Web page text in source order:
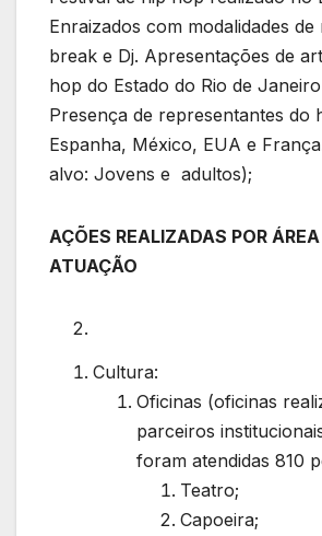
Enraizados com modalidades
break e Dj. Apresentações de
hop do Estado do Rio de
Presença de representantes do
Espanha, México, EUA e
alvo: Jovens e adultos);
AÇÕES REALIZADAS POR
ATUAÇÃO
Cultura:
Oficinas (oficinas
parceiros
foram atendidas 810
Teatro;
Capoeira;